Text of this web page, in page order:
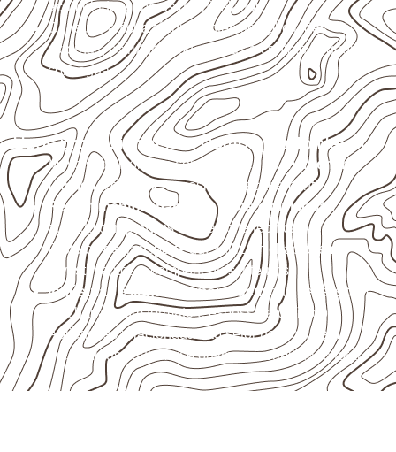
acumulada e apoios desnivelados.
Consulte a ficha técnica antes de aplicações
externas, estruturais ou sujeitas a contato frequente
com água.
Usos profissionais do Compensado Naval
Móveis, divisórias e componentes de marcenaria
técnica, conforme exposição e acabamento.
Revestimentos, paredes, pisos e divisórias,
quando compatíveis com a ficha técnica.
Projetos de transporte que utilizam chapas em
revestimentos e componentes internos.
Indústrias e linhas de montagem que necessitam
de chapas com formato e espessura definidos.
Aplicações relacionadas ao setor náutico, sem
presumir uso submerso ou impermeabilidade total.